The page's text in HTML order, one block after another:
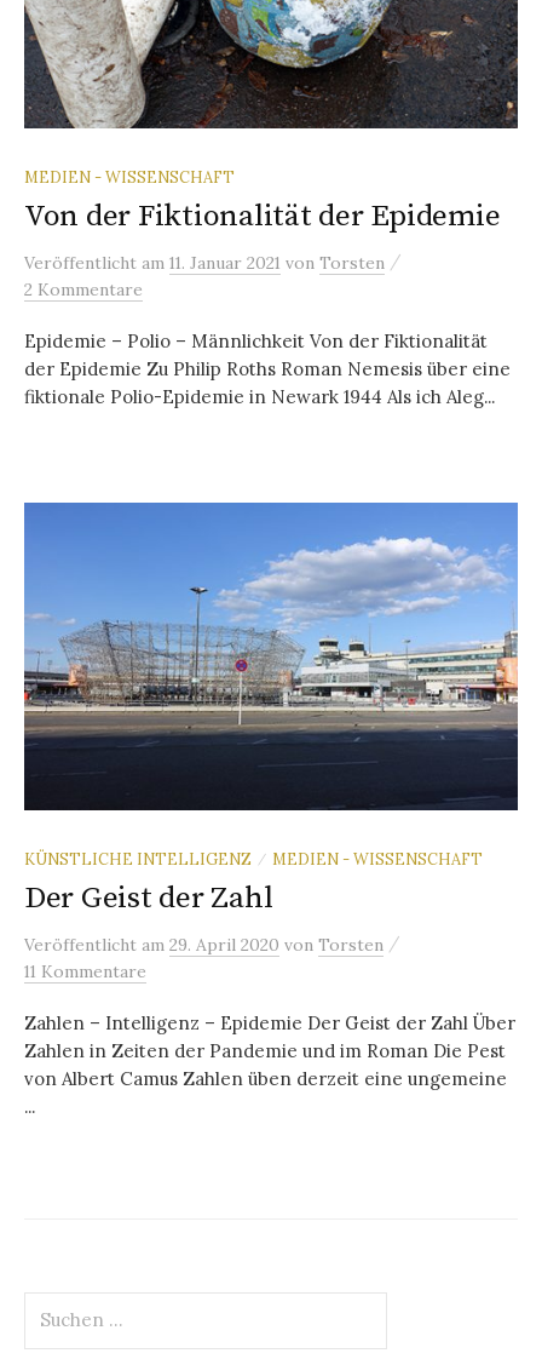
MEDIEN - WISSENSCHAFT
Von der Fiktionalität der Epidemie
Veröffentlicht am 11. Januar 2021 von Torsten /
2 Kommentare
Epidemie – Polio – Männlichkeit Von der Fiktionalität
der Epidemie Zu Philip Roths Roman Nemesis über eine
fiktionale Polio-Epidemie in Newark 1944 Als ich Aleg...
KÜNSTLICHE INTELLIGENZ / MEDIEN - WISSENSCHAFT
Der Geist der Zahl
Veröffentlicht am 29. April 2020 von Torsten /
11 Kommentare
Zahlen – Intelligenz – Epidemie Der Geist der Zahl Über
Zahlen in Zeiten der Pandemie und im Roman Die Pest
von Albert Camus Zahlen üben derzeit eine ungemeine
...
nach: